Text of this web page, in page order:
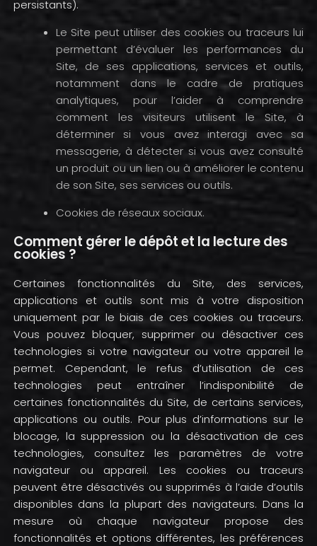
persistants).
Le Site peut utiliser des cookies ou traceurs lui
permettant d’évaluer les performances du
Site, de ses applications, services et outils,
notamment dans le cadre de pratiques
analytiques, pour l’aider à comprendre
comment les visiteurs utilisent le Site, à
déterminer si vous avez interagi avec sa
messagerie, à détecter si vous avez consulté
un produit ou un lien ou à améliorer le contenu
de son Site, ses services ou outils.
Cookies de réseaux sociaux.
Comment gérer le dépôt et la lecture des
cookies ?
Certaines fonctionnalités du Site, des services,
applications et outils sont mis à votre disposition
uniquement par le biais de ces cookies ou traceurs.
Vous pouvez bloquer, supprimer ou désactiver ces
technologies si votre navigateur ou votre appareil le
permet. Cependant, le refus d’utilisation de ces
technologies peut entraîner l’indisponibilité de
certaines fonctionnalités du Site, de certains services,
applications ou outils. Pour plus d’informations sur le
blocage, la suppression ou la désactivation de ces
technologies, consultez les paramètres de votre
navigateur ou appareil. Les cookies ou traceurs
peuvent être désactivés ou supprimés à l’aide d’outils
disponibles dans la plupart des navigateurs. Dans la
mesure où chaque navigateur propose des
fonctionnalités et options différentes, les préférences